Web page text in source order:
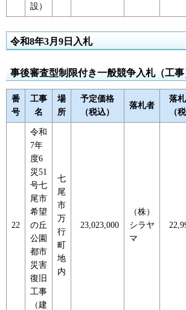
設）
令和8年3月9日入札
事後審査型制限付き一般競争入札（工事
番
号
工事
名
場
所
予定価格
（税込）
落札者
落
（
22
令和
7年
度6
災51
号七
尾市
希望
の丘
公園
都市
災害
復旧
工事
（建
七
尾
市
万
行
町
地
内
23,023,000
（株）
シラヤ
マ